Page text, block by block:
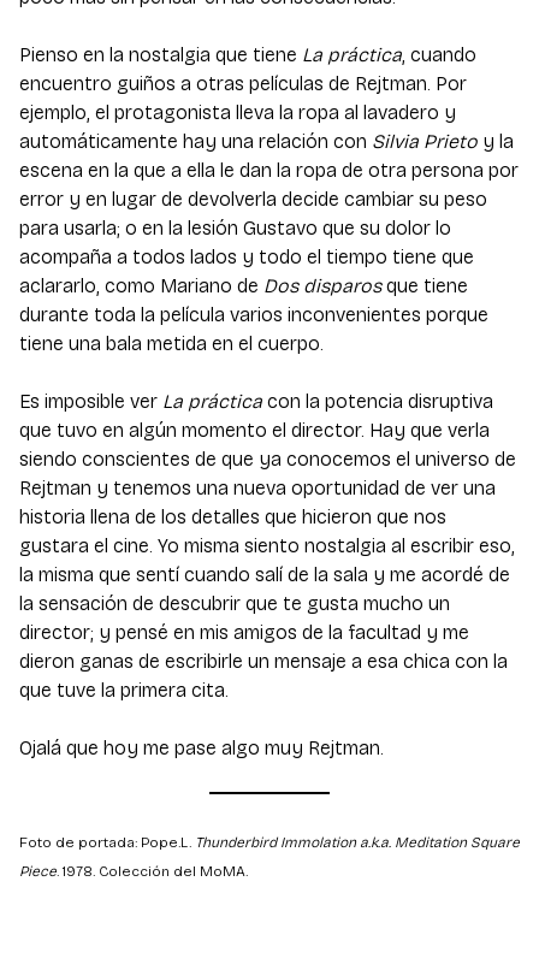
Pienso en la nostalgia que tiene La práctica , cuando
encuentro guiños a otras películas de Rejtman. Por
ejemplo, el protagonista lleva la ropa al lavadero y
automáticamente hay una relación con Silvia Prieto y la
escena en la que a ella le dan la ropa de otra persona por
error y en lugar de devolverla decide cambiar su peso
para usarla; o en la lesión Gustavo que su dolor lo
acompaña a todos lados y todo el tiempo tiene que
aclararlo, como Mariano de Dos disparosque tiene
durante toda la película varios inconvenientes porque
tiene una bala metida en el cuerpo.
Es imposible ver La práctica con la potencia disruptiva
que tuvo en algún momento el director. Hay que verla
siendo conscientes de que ya conocemos el universo de
Rejtman y tenemos una nueva oportunidad de ver una
historia llena de los detalles que hicieron que nos
gustara el cine. Yo misma siento nostalgia al escribir eso,
la misma que sentí cuando salí de la sala y me acordé de
la sensación de descubrir que te gusta mucho un
director; y pensé en mis amigos de la facultad y me
dieron ganas de escribirle un mensaje a esa chica con la
que tuve la primera cita.
Ojalá que hoy me pase algo muy Rejtman.
Foto de portada: Pope.L.
Thunderbird Immolation a.k.a. Meditation Square
Piece . 1978. Colección del MoMA.